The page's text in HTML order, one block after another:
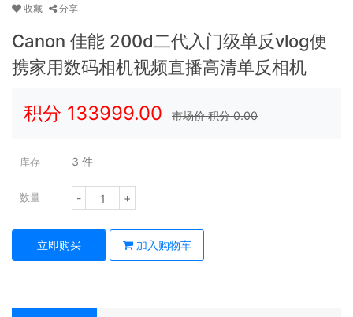
收藏 分享
Canon 佳能 200d二代入门级单反vlog便
携家用数码相机视频直播高清单反相机
积分 133999.00 市场价 积分0.00
库存 3 件
数量 - +
立即购买 加入购物车